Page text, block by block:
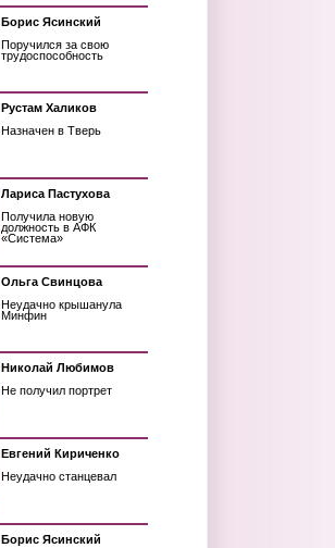
Борис Ясинский
Поручился за свою
трудоспособность
Рустам Халиков
Назначен в Тверь
Лариса Пастухова
Получила новую
должность в АФК
«Система»
Ольга Свинцова
Неудачно крышанула
Минфин
Николай Любимов
Не получил портрет
Евгений Кириченко
Неудачно станцевал
Борис Ясинский